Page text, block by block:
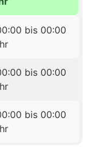
bis 00:00
bis 00:00
bis 00:00